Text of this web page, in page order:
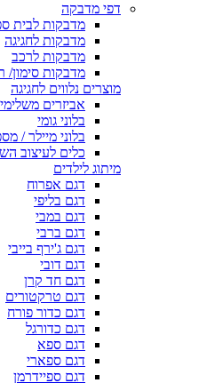
דפי מדבקה
מדבקות לבית
מדבקות לחגיגה
מדבקות לרכב
מדבקות סימון/
מוצרים נלווים לחגיגה
אביזרים
בלוני גומי
בלוני מיילר /
כלים לעיצוב
מיתוג לילדים
דגם אפרוח
דגם בליפי
דגם במבי
דגם ברבי
דגם ג'ירף בייבי
דגם דובי
דגם חד קרן
דגם טרקטורים
דגם כדור פורח
דגם כדורגל
דגם ספא
דגם ספארי
דגם ספיידרמן